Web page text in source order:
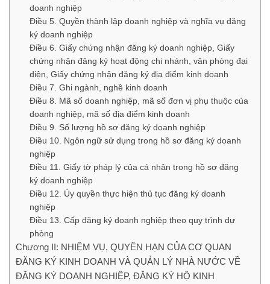
doanh nghiệp
Điều 5. Quyền thành lập doanh nghiệp và nghĩa vụ đăng
ký doanh nghiệp
Điều 6. Giấy chứng nhận đăng ký doanh nghiệp, Giấy
chứng nhận đăng ký hoạt động chi nhánh, văn phòng đại
diện, Giấy chứng nhận đăng ký địa điểm kinh doanh
Điều 7. Ghi ngành, nghề kinh doanh
Điều 8. Mã số doanh nghiệp, mã số đơn vị phụ thuộc của
doanh nghiệp, mã số địa điểm kinh doanh
Điều 9. Số lượng hồ sơ đăng ký doanh nghiệp
Điều 10. Ngôn ngữ sử dụng trong hồ sơ đăng ký doanh
nghiệp
Điều 11. Giấy tờ pháp lý của cá nhân trong hồ sơ đăng
ký doanh nghiệp
Điều 12. Ủy quyền thực hiện thủ tục đăng ký doanh
nghiệp
Điều 13. Cấp đăng ký doanh nghiệp theo quy trình dự
phòng
Chương II: NHIỆM VỤ, QUYỀN HẠN CỦA CƠ QUAN
ĐĂNG KÝ KINH DOANH VÀ QUẢN LÝ NHÀ NƯỚC VỀ
ĐĂNG KÝ DOANH NGHIỆP, ĐĂNG KÝ HỘ KINH